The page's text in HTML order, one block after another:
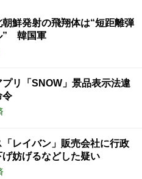
朝鮮発射の飛翔体は“短距離弾
” 韓国軍
リ「SNOW」景品表示法違
令
レイバン」販売会社に行政
妨げるなどした疑い